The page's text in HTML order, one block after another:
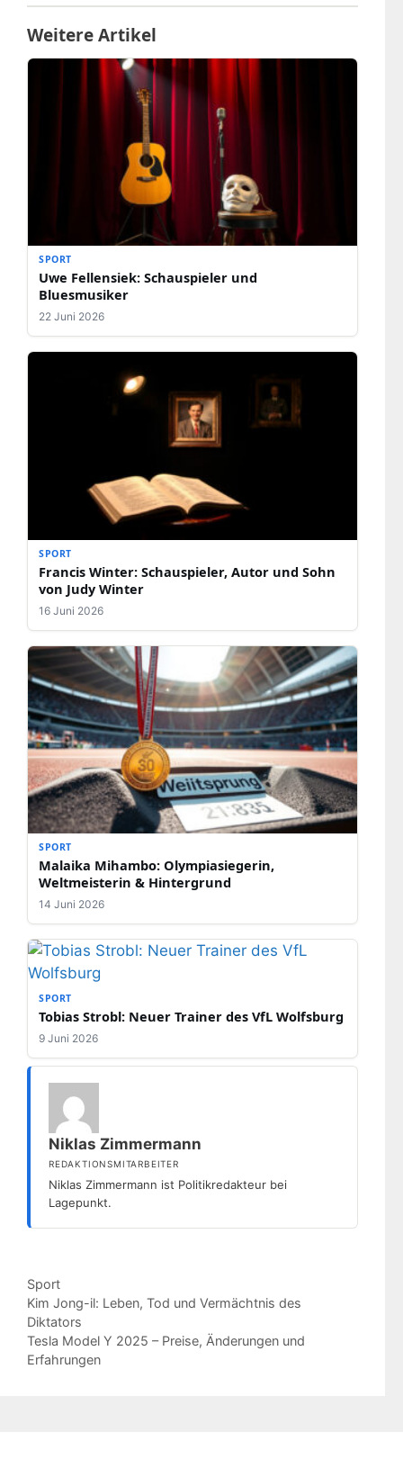
Weitere Artikel
SPORT
Uwe Fellensiek: Schauspieler und
Bluesmusiker
22 Juni 2026
SPORT
Francis Winter: Schauspieler, Autor und Sohn
von Judy Winter
16 Juni 2026
SPORT
Malaika Mihambo: Olympiasiegerin,
Weltmeisterin & Hintergrund
14 Juni 2026
SPORT
Tobias Strobl: Neuer Trainer des VfL Wolfsburg
9 Juni 2026
Niklas Zimmermann
REDAKTIONSMITARBEITER
Niklas Zimmermann ist Politikredakteur bei
Lagepunkt.
Kategorien
Sport
Kim Jong-il: Leben, Tod und Vermächtnis des
Diktators
Tesla Model Y 2025 – Preise, Änderungen und
Erfahrungen